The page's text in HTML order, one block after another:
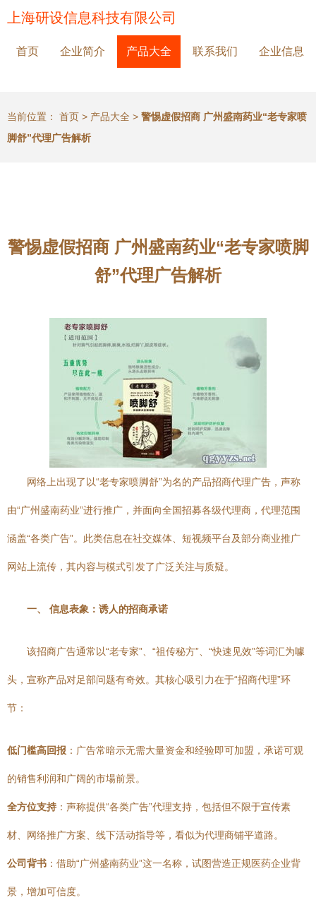
上海研设信息科技有限公司
首页 企业简介 产品大全 联系我们 企业信息
当前位置： 首页 > 产品大全 > 警惕虚假招商 广州盛南药业“老专家喷
脚舒”代理广告解析
警惕虚假招商 广州盛南药业“老专家喷脚
舒”代理广告解析
网络上出现了以“老专家喷脚舒”为名的产品招商代理广告，声称
由“广州盛南药业”进行推广，并面向全国招募各级代理商，代理范围
涵盖“各类广告”。此类信息在社交媒体、短视频平台及部分商业推广
网站上流传，其内容与模式引发了广泛关注与质疑。
一、 信息表象：诱人的招商承诺
该招商广告通常以“老专家”、“祖传秘方”、“快速见效”等词汇为噱
头，宣称产品对足部问题有奇效。其核心吸引力在于“招商代理”环
节：
低门槛高回报 ：广告常暗示无需大量资金和经验即可加盟，承诺可观
的销售利润和广阔的市場前景。
全方位支持 ：声称提供“各类广告”代理支持，包括但不限于宣传素
材、网络推广方案、线下活动指导等，看似为代理商铺平道路。
公司背书 ：借助“广州盛南药业”这一名称，试图营造正规医药企业背
景，增加可信度。